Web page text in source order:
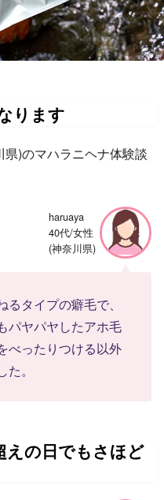
ります
)のマハラニヘナ体験談
haruaya
40代/女性
(神奈川県)
タイプの癖毛で、
パヤパヤしたアホ毛
べったりつける以外
。
えの日でもさほど